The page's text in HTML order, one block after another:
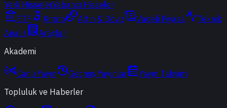
Yerli HisselerYabancı Hisseler
ETF
Kripto Altın & Döviz Vadeli Piyasa
Teknik
Analiz
Araçlar
Akademi
Canlı Yayın Geçmiş Yayınlar
Yayın Takvimi
Topluluk ve Haberler